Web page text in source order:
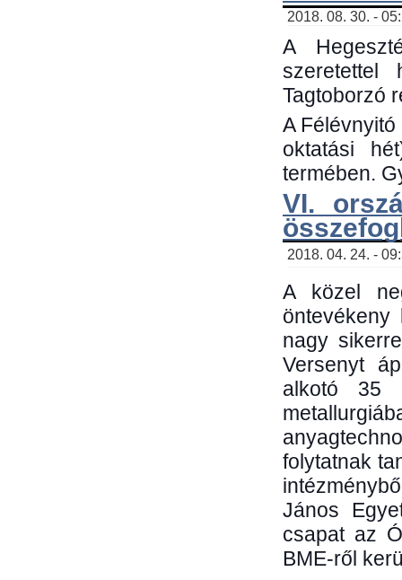
2018. 08. 30. -
A
szeretettel
Tagtoborzó
A
oktatási
termében.
VI.
2018. 04. 24. -
A közel
nagy
Versenyt
alkotó 35
folytatnak
János
csapat az
BME-ről